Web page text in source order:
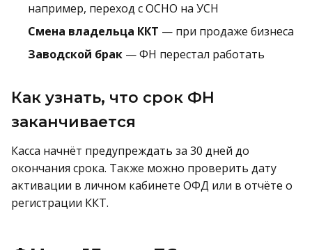
например, переход с ОСНО на УСН
Смена владельца ККТ — при продаже бизнеса
Заводской брак — ФН перестал работать
Как узнать, что срок ФН
заканчивается
Касса начнёт предупреждать за 30 дней до
окончания срока. Также можно проверить дату
активации в личном кабинете ОФД или в отчёте о
регистрации ККТ.